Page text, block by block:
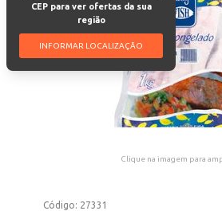
CEP para ver ofertas da sua
região
INFORMAR LOCALIZAÇÃO
Clique na imagem para
Código: 27331